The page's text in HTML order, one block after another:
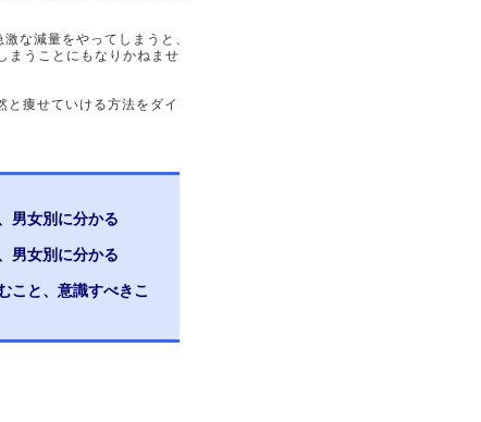
な減量をやってしまうと、
まうことにもなりかねませ
痩せていける方法をダイ
男女別に分かる
男女別に分かる
こと、意識すべきこ